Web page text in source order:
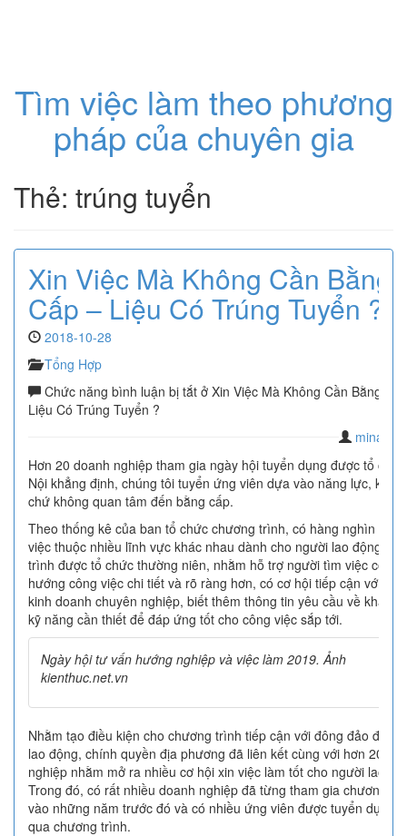
Tìm việc làm theo phương
pháp của chuyên gia
Thẻ: trúng tuyển
Xin Việc Mà Không Cần Bằng
Cấp – Liệu Có Trúng Tuyển ?
2018-10-28
Tổng Hợp
Chức năng bình luận bị tắt ở Xin Việc Mà Không Cần Bằng
Liệu Có Trúng Tuyển ?
Hơn 20 doanh nghiệp tham gia ngày hội tuyển dụng được tổ
Nội khẳng định, chúng tôi tuyển ứng viên dựa vào năng lực, kinh
chứ không quan tâm đến bằng cấp.
Theo thống kê của ban tổ chức chương trình, có hàng nghìn cơ
việc thuộc nhiều lĩnh vực khác nhau dành cho người lao động.
trình được tổ chức thường niên, nhằm hỗ trợ người tìm việc có
hướng công việc chi tiết và rõ ràng hơn, có cơ hội tiếp cận với
kinh doanh chuyên nghiệp, biết thêm thông tin yêu cầu về khả
kỹ năng cần thiết để đáp ứng tốt cho công việc sắp tới.
Ngày hội tư vấn hướng nghiệp và việc làm 2019. Ảnh
kienthuc.net.vn
Nhằm tạo điều kiện cho chương trình tiếp cận với đông đảo đối
lao động, chính quyền địa phương đã liên kết cùng với hơn 20
nghiệp nhằm mở ra nhiều cơ hội xin việc làm tốt cho người lao
Trong đó, có rất nhiều doanh nghiệp đã từng tham gia chương
vào những năm trước đó và có nhiều ứng viên được tuyển dụng
qua chương trình.